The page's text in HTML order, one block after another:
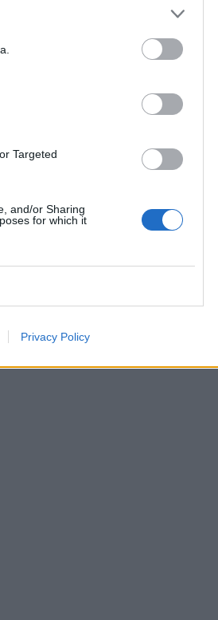
Targeted
and/or Sharing
for which it
Privacy Policy